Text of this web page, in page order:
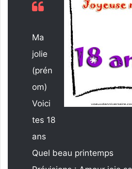
Ma
jolie
(prén
om)
Voici
tes 18
ans
Quel beau printemps